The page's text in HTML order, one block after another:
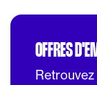
OFFRES